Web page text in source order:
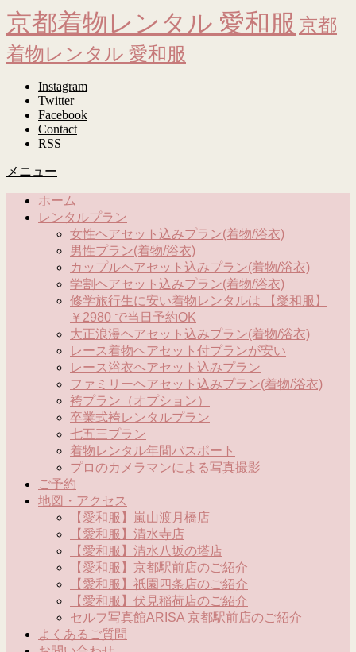
京都着物レンタル 愛和服 京都
着物レンタル 愛和服
Instagram
Twitter
Facebook
Contact
RSS
メニュー
ホーム
レンタルプラン
女性ヘアセット込みプラン(着物/浴衣)
男性プラン(着物/浴衣)
カップルヘアセット込みプラン(着物/浴衣)
学割ヘアセット込みプラン(着物/浴衣)
修学旅行生に安い着物レンタルは 【愛和服】
￥2980 で当日予約OK
大正浪漫ヘアセット込みプラン(着物/浴衣)
レース着物ヘアセット付プランが安い
レース浴衣ヘアセット込みプラン
ファミリーヘアセット込みプラン(着物/浴衣)
袴プラン（オプション）
卒業式袴レンタルプラン
七五三プラン
着物レンタル年間パスポート
プロのカメラマンによる写真撮影
ご予約
地図・アクセス
【愛和服】嵐山渡月橋店
【愛和服】清水寺店
【愛和服】清水八坂の塔店
【愛和服】京都駅前店のご紹介
【愛和服】祇園四条店のご紹介
【愛和服】伏見稲荷店のご紹介
セルフ写真館ARISA 京都駅前店のご紹介
よくあるご質問